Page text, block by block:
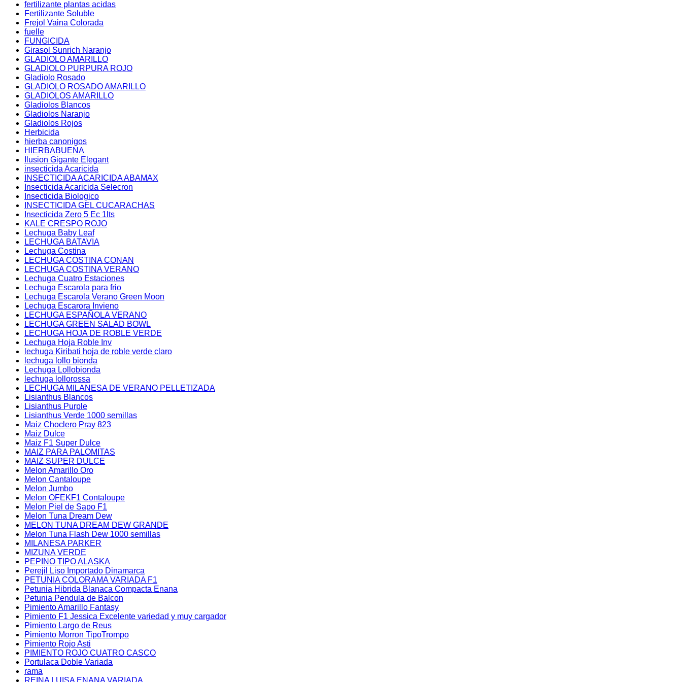
fertilizante plantas acidas
Fertilizante Soluble
Frejol Vaina Colorada
fuelle
FUNGICIDA
Girasol Sunrich Naranjo
GLADIOLO AMARILLO
GLADIOLO PURPURA ROJO
Gladiolo Rosado
GLADIOLO ROSADO AMARILLO
GLADIOLOS AMARILLO
Gladiolos Blancos
Gladiolos Naranjo
Gladiolos Rojos
Herbicida
hierba canonigos
HIERBABUENA
Ilusion Gigante Elegant
insecticida Acaricida
INSECTICIDA ACARICIDA ABAMAX
Insecticida Acaricida Selecron
Insecticida Biologico
INSECTICIDA GEL CUCARACHAS
Insecticida Zero 5 Ec 1lts
KALE CRESPO ROJO
Lechuga Baby Leaf
LECHUGA BATAVIA
Lechuga Costina
LECHUGA COSTINA CONAN
LECHUGA COSTINA VERANO
Lechuga Cuatro Estaciones
Lechuga Escarola para frio
Lechuga Escarola Verano Green Moon
Lechuga Escarora Invieno
LECHUGA ESPAÑOLA VERANO
LECHUGA GREEN SALAD BOWL
LECHUGA HOJA DE ROBLE VERDE
Lechuga Hoja Roble Inv
lechuga Kiribati hoja de roble verde claro
lechuga lollo bionda
Lechuga Lollobionda
lechuga lollorossa
LECHUGA MILANESA DE VERANO PELLETIZADA
Lisianthus Blancos
Lisianthus Purple
Lisianthus Verde 1000 semillas
Maiz Choclero Pray 823
Maiz Dulce
Maiz F1 Super Dulce
MAIZ PARA PALOMITAS
MAIZ SUPER DULCE
Melon Amarillo Oro
Melon Cantaloupe
Melon Jumbo
Melon OFEKF1 Contaloupe
Melon Piel de Sapo F1
Melon Tuna Dream Dew
MELON TUNA DREAM DEW GRANDE
Melon Tuna Flash Dew 1000 semillas
MILANESA PARKER
MIZUNA VERDE
PEPINO TIPO ALASKA
Perejil Liso Importado Dinamarca
PETUNIA COLORAMA VARIADA F1
Petunia Hibrida Blanaca Compacta Enana
Petunia Pendula de Balcon
Pimiento Amarillo Fantasy
Pimiento F1 Jessica Excelente variedad y muy cargador
Pimiento Largo de Reus
Pimiento Morron TipoTrompo
Pimiento Rojo Asti
PIMIENTO ROJO CUATRO CASCO
Portulaca Doble Variada
rama
REINA LUISA ENANA VARIADA